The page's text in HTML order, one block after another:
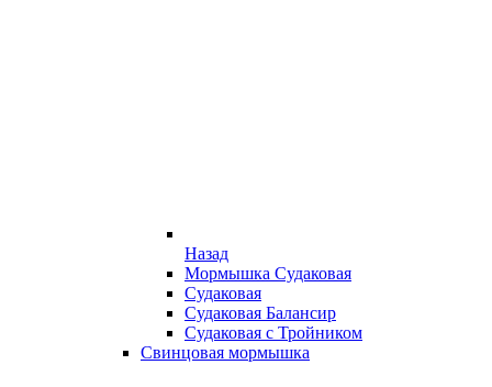
Назад
Мормышка Судаковая
Судаковая
Судаковая Балансир
Судаковая с Тройником
Свинцовая мормышка